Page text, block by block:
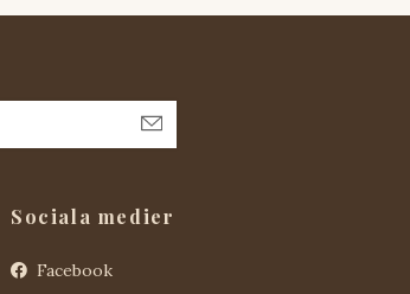
Sociala medier
Facebook